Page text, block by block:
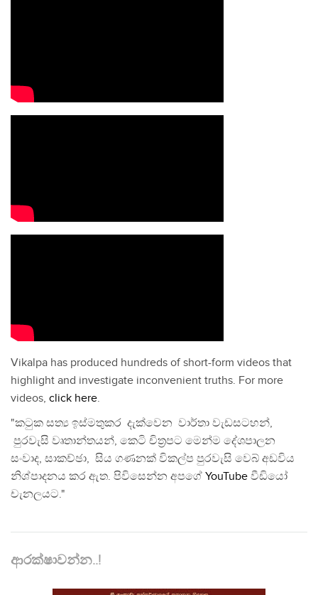
Vikalpa has produced hundreds of short-form videos that
highlight and investigate inconvenient truths. For more
videos, click here.
"කටුක සත්‍ය ඉස්මතුකර දැක්වෙන වාර්තා වැඩසටහන්,
පුරවැසි වෘතාන්තයන්, කෙටි චිත්‍රපට මෙන්ම දේශපාලන
සංවාද, සාකච්ඡා, සිය ගණනක් විකල්ප පුරවැසි වෙබ් අඩවිය
නිශ්පාදනය කර ඇත. පිවිසෙන්න අපගේ YouTube වීඩියෝ
චැනලයට."
ආරක්ෂාවන්න..!